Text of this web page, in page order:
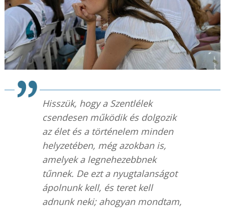
Hisszük, hogy a Szentlélek
csendesen működik és dolgozik
az élet és a történelem minden
helyzetében, még azokban is,
amelyek a legnehezebbnek
tűnnek. De ezt a nyugtalanságot
ápolnunk kell, és teret kell
adnunk neki; ahogyan mondtam,